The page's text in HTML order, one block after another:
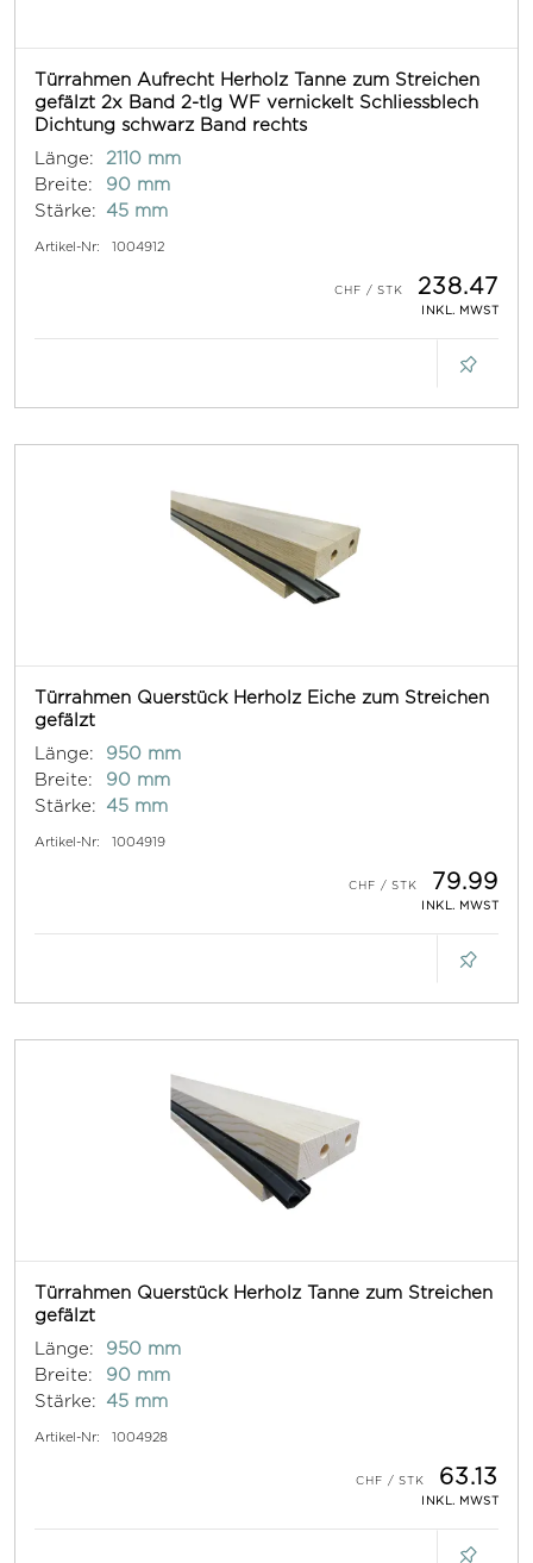
Türrahmen Aufrecht Herholz Tanne zum Streichen
gefälzt 2x Band 2-tlg WF vernickelt Schliessblech
Dichtung schwarz Band rechts
Länge:
2110 mm
Breite:
90 mm
Stärke:
45 mm
Artikel-Nr: 1004912
238.47
INKL. MWST
Türrahmen Querstück Herholz Eiche zum Streichen
gefälzt
Länge:
950 mm
Breite:
90 mm
Stärke:
45 mm
Artikel-Nr: 1004919
79.99
INKL. MWST
Türrahmen Querstück Herholz Tanne zum Streichen
gefälzt
Länge:
950 mm
Breite:
90 mm
Stärke:
45 mm
Artikel-Nr: 1004928
63.13
INKL. MWST